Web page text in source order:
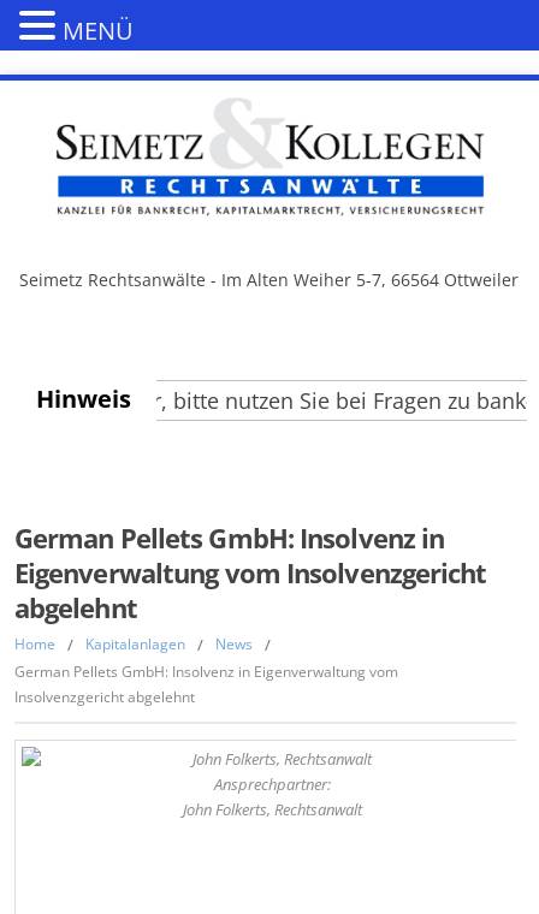
Seimetz Rechtsanwälte - Im Alten Weiher 5-7, 66564 Ottweiler
Hinweis
Besucher, bitte nutzen Sie bei Fragen zu bank-
German Pellets GmbH: Insolvenz in
Eigenverwaltung vom Insolvenzgericht
abgelehnt
Home / Kapitalanlagen / News /
German Pellets GmbH: Insolvenz in Eigenverwaltung vom
Insolvenzgericht abgelehnt
Ansprechpartner:
John Folkerts, Rechtsanwalt
MENÜ